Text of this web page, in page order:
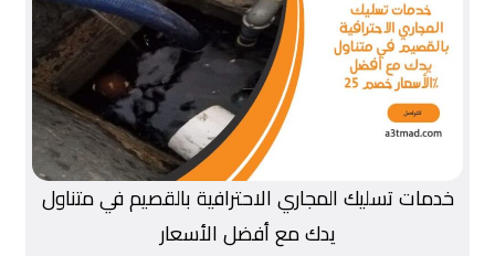
خدمات تسليك المجاري الاحترافية بالقصيم في متناول
يدك مع أفضل الأسعار